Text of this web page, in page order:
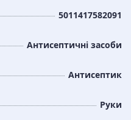
5011417582091
Антисептичні засоби
Антисептик
Руки